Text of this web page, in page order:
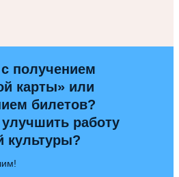
получением
карты» или
билетов?
улучшить работу
культуры?